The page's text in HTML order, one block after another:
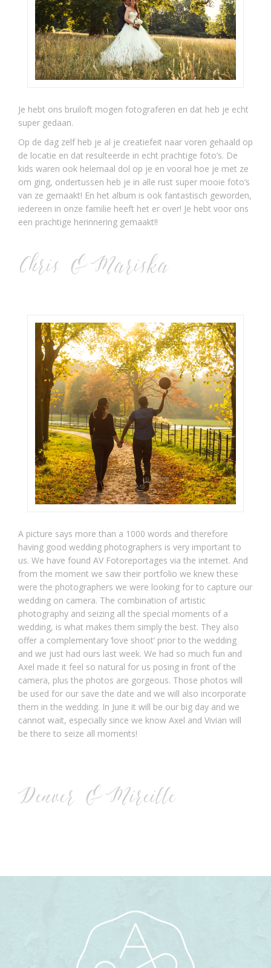
Je hebt ons bruiloft mogen fotograferen en dat heb je echt
super gedaan.
Op de dag zelf heb je al je creatiefeit naar voren gehaald op
de locatie en dat resulteerde in echt prachtige foto’s. De
kids waren ook helemaal dol op je en vooral hoe je met ze
om ging, ondertussen heb je in alle rust super mooie foto’s
van ze gemaakt! En het album is ook fantastisch geworden,
iedereen in onze familie heeft het er over! Je hebt voor ons
een prachtige herinnering gemaakt!!
Chris & Mariska
A picture says more than a 1000 words and therefore
having good wedding photographers is very important to
us. We have found AV Fotoreportages via the internet. And
from the moment we saw their portfolio we knew these
were the photographers we were looking for to capture our
wedding on camera. The combination of artistic
photography and seizing all the special moments of a
wedding, is what makes them simply the best. They also
offer a complementary ‘love shoot’ prior to the wedding
and we just had ours last week. We had so much fun and
Axel made it feel so natural for us posing in front of the
camera, plus the photos are gorgeous. Those photos will
be used for our save the date and we will also incorporate
them in the wedding. In June it will be our big day and we
cannot wait, especially since we know Axel and Vivian will
be there to seize all moments!
Denver & Mireille